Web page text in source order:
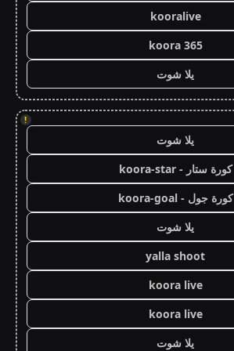
kooralive
koora 365
يلا شوت
!
يلا شوت
كورة ستار - koora-star
كورة جول - koora-goal
يلا شوت
yalla shoot
koora live
koora live
يلا شوت